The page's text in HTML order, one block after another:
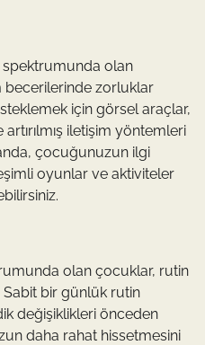
spektrumunda olan
becerilerinde zorluklar
için görsel araçlar,
iletişim yöntemleri
çocuğunuzun ilgi
oyunlar ve aktiviteler
olan çocuklar, rutin
Sabit bir günlük rutin
değişiklikleri önceden
daha rahat hissetmesini